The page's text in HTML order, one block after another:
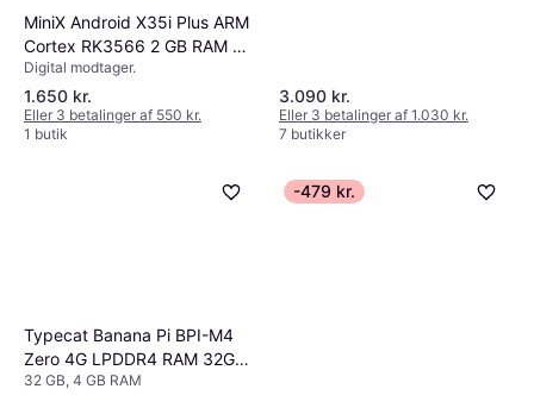
MiniX Android X35i Plus ARM
Cortex RK3566 2 GB RAM 32
GB eMMC ARM Mali-G52
Digital modtager.
1.650 kr.
Eller 3 betalinger af 550 kr.
1 butik
3.090 kr.
Eller 3 betalinger af 1.030 kr.
7 butikker
Typecat Banana Pi BPI-M4
Zero 4G LPDDR4 RAM 32G
EMMC Allwinner H618 Quad-
32 GB, 4 GB RAM
-479 kr.